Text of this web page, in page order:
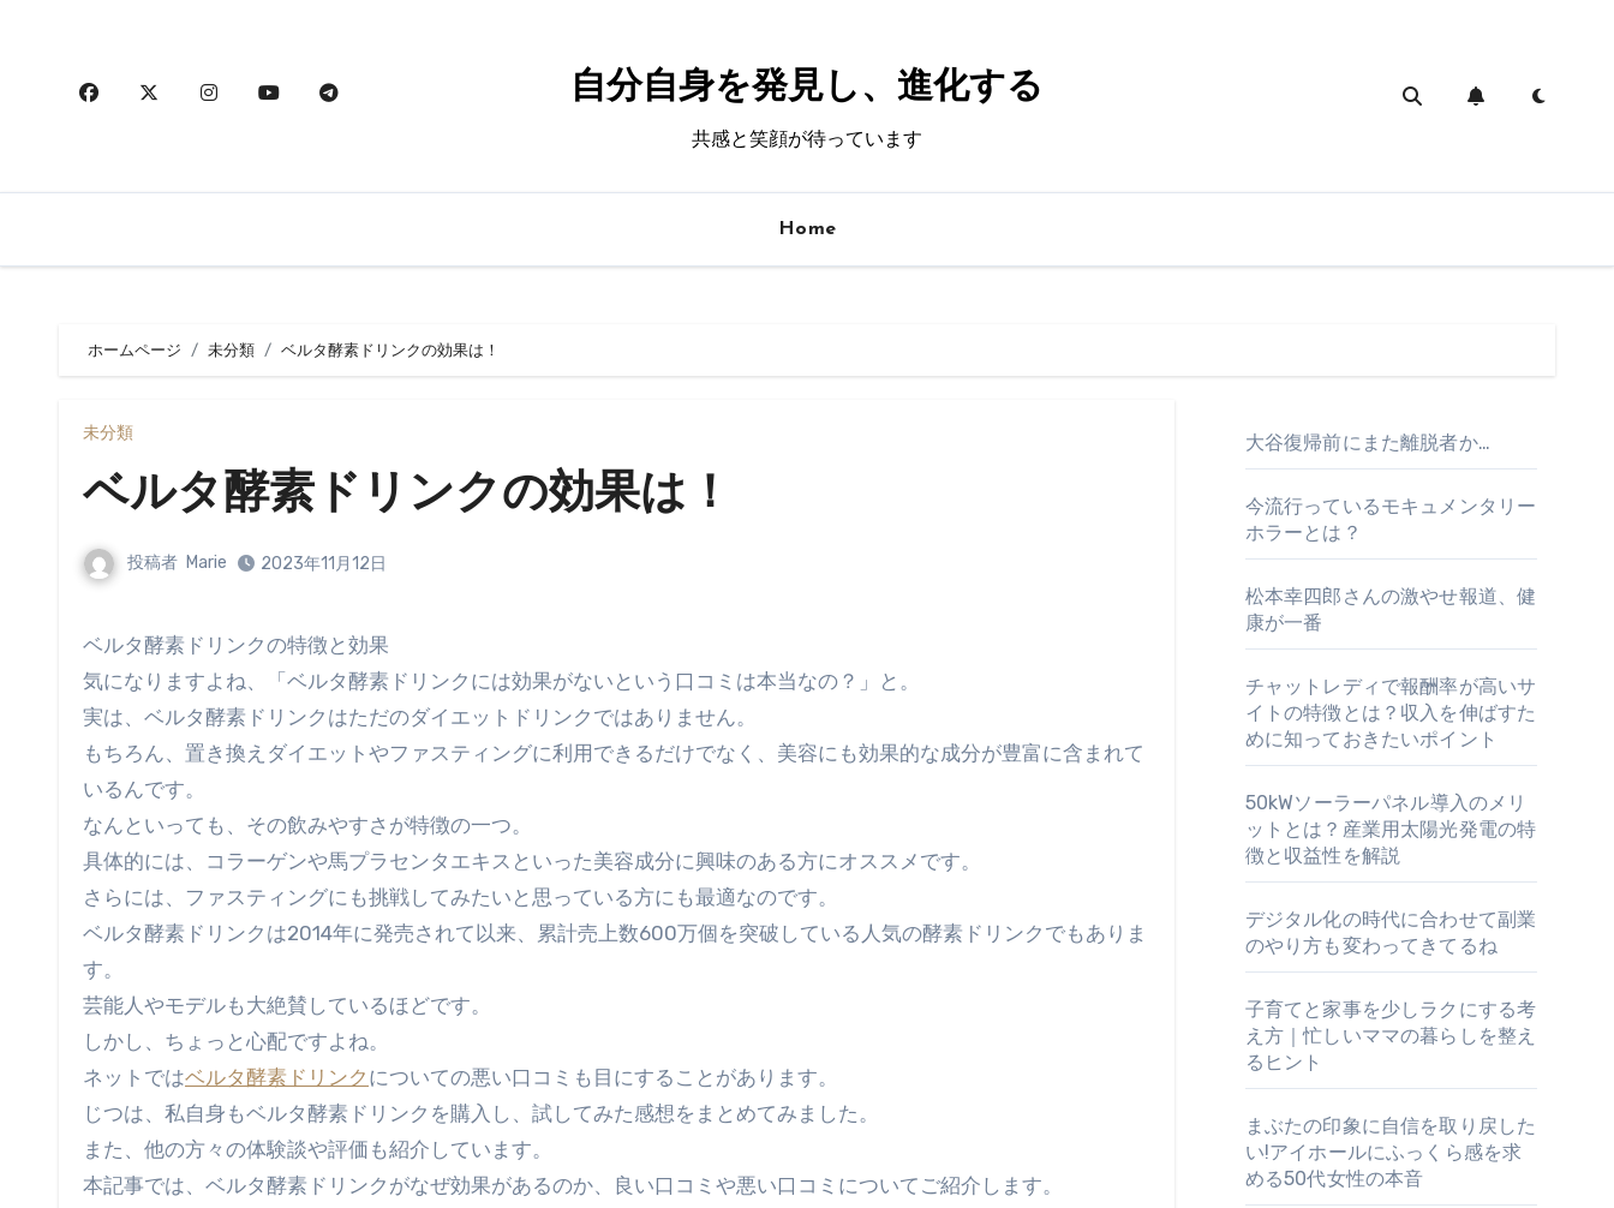
自分自身を発見し、進化する
共感と笑顔が待っています
Home
ホームページ 未分類 ベルタ酵素ドリンクの効果は！
未分類
ベルタ酵素ドリンクの効果は！
投稿者 Marie 2023年11月12日
ベルタ酵素ドリンクの特徴と効果
気になりますよね、「ベルタ酵素ドリンクには効果がないという口コミは本当なの？」と。
実は、ベルタ酵素ドリンクはただのダイエットドリンクではありません。
もちろん、置き換えダイエットやファスティングに利用できるだけでなく、美容にも効果的な成分が豊富に含まれて
いるんです。
なんといっても、その飲みやすさが特徴の一つ。
具体的には、コラーゲンや馬プラセンタエキスといった美容成分に興味のある方にオススメです。
さらには、ファスティングにも挑戦してみたいと思っている方にも最適なのです。
ベルタ酵素ドリンクは2014年に発売されて以来、累計売上数600万個を突破している人気の酵素ドリンクでもありま
す。
芸能人やモデルも大絶賛しているほどです。
しかし、ちょっと心配ですよね。
ネットではベルタ酵素ドリンク についての悪い口コミも目にすることがあります。
じつは、私自身もベルタ酵素ドリンクを購入し、試してみた感想をまとめてみました。
また、他の方々の体験談や評価も紹介しています。
本記事では、ベルタ酵素ドリンクがなぜ効果があるのか、良い口コミや悪い口コミについてご紹介します。
大谷復帰前にまた離脱者か…
今流行っているモキュメンタリー
ホラーとは？
松本幸四郎さんの激やせ報道、健
康が一番
チャットレディで報酬率が高いサ
イトの特徴とは？収入を伸ばすた
めに知っておきたいポイント
50kWソーラーパネル導入のメリ
ットとは？産業用太陽光発電の特
徴と収益性を解説
デジタル化の時代に合わせて副業
のやり方も変わってきてるね
子育てと家事を少しラクにする考
え方｜忙しいママの暮らしを整え
るヒント
まぶたの印象に自信を取り戻した
い!アイホールにふっくら感を求
める50代女性の本音